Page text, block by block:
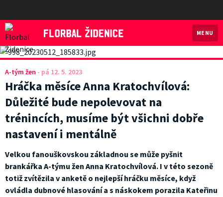
Florbal Židenice
MENU
A-tým žen - pá 12. 5. 2023
Hráčka měsíce Anna Kratochvílová:
Důležité bude nepolevovat na
trénincích, musíme být všichni dobře
nastavení i mentálně
Velkou fanouškovskou základnou se může pyšnit
brankářka A-týmu žen Anna Kratochvílová. I v této sezoně
totiž zvítězila v anketě o nejlepší hráčku měsíce, když
ovládla dubnové hlasování a s náskokem porazila Kateřinu